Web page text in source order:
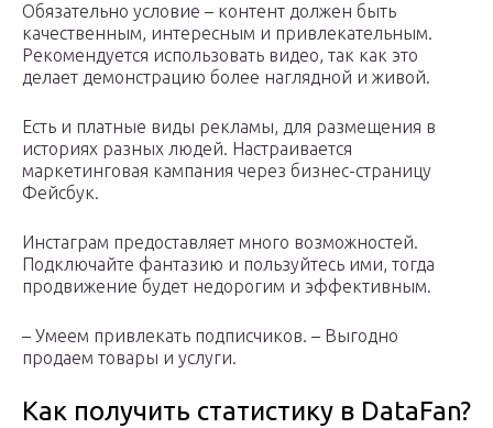
Обязательно условие – контент должен быть
качественным, интересным и привлекательным.
Рекомендуется использовать видео, так как это
делает демонстрацию более наглядной и живой.
Есть и платные виды рекламы, для размещения в
историях разных людей. Настраивается
маркетинговая кампания через бизнес-страницу
Фейсбук.
Инстаграм предоставляет много возможностей.
Подключайте фантазию и пользуйтесь ими, тогда
продвижение будет недорогим и эффективным.
– Умеем привлекать подписчиков. – Выгодно
продаем товары и услуги.
Как получить статистику в DataFan?